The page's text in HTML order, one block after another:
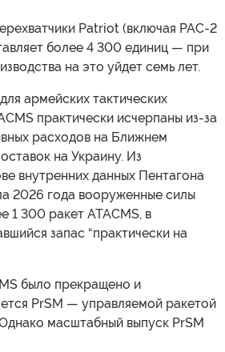
Patriot (включая PAC-2
более 4 300 единиц — при
на это уйдет семь лет.
армейских тактических
практически исчерпаны из-за
расходов на Ближнем
на Украину. Из
внутренних данных Пентагона
2026 года вооруженные силы
1 300 ракет ATACMS, в
запас “практически на
было прекращено и
PrSM — управляемой ракетой
масштабный выпуск PrSM